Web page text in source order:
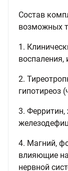
Состав
возможных
1.
воспаления,
2.
гипотиреоз
3. Ферритин,
4. Магний,
влияющие
нервной